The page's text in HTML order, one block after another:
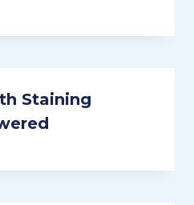
Staining